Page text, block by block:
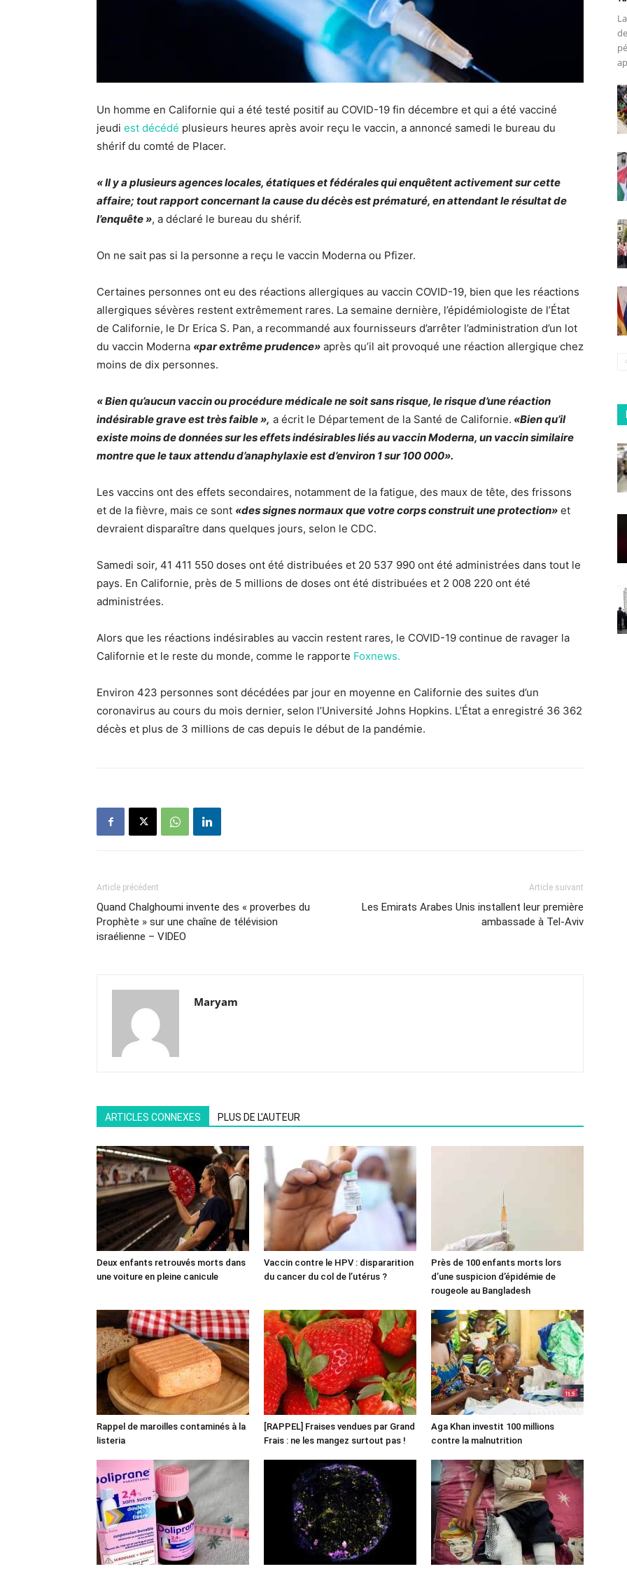
Un homme en Californie qui a été testé positif au COVID-19 fin décembre et qui a été vacciné
jeudi est décédé plusieurs heures après avoir reçu le vaccin, a annoncé samedi le bureau du
shérif du comté de Placer.
« Il y a plusieurs agences locales, étatiques et fédérales qui enquêtent activement sur cette
affaire; tout rapport concernant la cause du décès est prématuré, en attendant le résultat de
l’enquête », a déclaré le bureau du shérif.
On ne sait pas si la personne a reçu le vaccin Moderna ou Pfizer.
Certaines personnes ont eu des réactions allergiques au vaccin COVID-19, bien que les réactions
allergiques sévères restent extrêmement rares. La semaine dernière, l’épidémiologiste de l’État
de Californie, le Dr Erica S. Pan, a recommandé aux fournisseurs d’arrêter l’administration d’un lot
du vaccin Moderna «par extrême prudence» après qu’il ait provoqué une réaction allergique chez
moins de dix personnes.
« Bien qu’aucun vaccin ou procédure médicale ne soit sans risque, le risque d’une réaction
indésirable grave est très faible », a écrit le Département de la Santé de Californie. «Bien qu’il
existe moins de données sur les effets indésirables liés au vaccin Moderna, un vaccin similaire
montre que le taux attendu d’anaphylaxie est d’environ 1 sur 100 000».
Les vaccins ont des effets secondaires, notamment de la fatigue, des maux de tête, des frissons
et de la fièvre, mais ce sont «des signes normaux que votre corps construit une protection» et
devraient disparaître dans quelques jours, selon le CDC.
Samedi soir, 41 411 550 doses ont été distribuées et 20 537 990 ont été administrées dans tout le
pays. En Californie, près de 5 millions de doses ont été distribuées et 2 008 220 ont été
administrées.
Alors que les réactions indésirables au vaccin restent rares, le COVID-19 continue de ravager la
Californie et le reste du monde, comme le rapporte Foxnews.
Environ 423 personnes sont décédées par jour en moyenne en Californie des suites d’un
coronavirus au cours du mois dernier, selon l’Université Johns Hopkins. L’État a enregistré 36 362
décès et plus de 3 millions de cas depuis le début de la pandémie.
Article précédent
Quand Chalghoumi invente des « proverbes du
Prophète » sur une chaîne de télévision
israélienne – VIDEO
Article suivant
Les Emirats Arabes Unis installent leur première
ambassade à Tel-Aviv
Maryam
ARTICLES CONNEXES PLUS DE L'AUTEUR
Deux enfants retrouvés morts dans
une voiture en pleine canicule
Vaccin contre le HPV : dispararition
du cancer du col de l’utérus ?
Près de 100 enfants morts lors
d’une suspicion d’épidémie de
rougeole au Bangladesh
Rappel de maroilles contaminés à la
listeria
[RAPPEL] Fraises vendues par Grand
Frais : ne les mangez surtout pas !
Aga Khan investit 100 millions
contre la malnutrition